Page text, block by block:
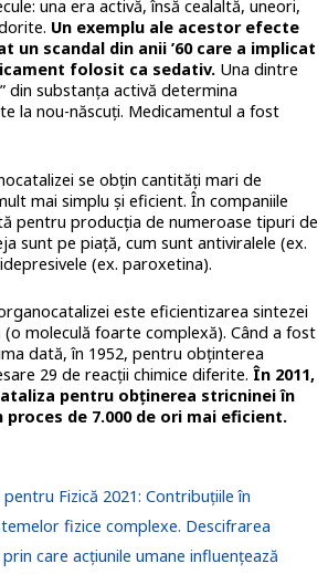
una era activă, însă cealaltă, uneori,
Un exemplu ale acestor efecte
un scandal din anii ’60 care a implicat
folosit ca sedativ.Una dintre
din substanța activă determina
la nou-născuți. Medicamentul a fost
se obțin cantități mari de
mai simplu și eficient. În companiile
pentru producția de numeroase tipuri de
sunt pe piață, cum sunt antiviralele (ex.
(ex. paroxetina).
este eficientizarea sintezei
(o moleculă foarte complexă). Când a fost
dată, în 1952, pentru obținterea
29 de reacții chimice diferite. În 2011,
pentru obținerea stricninei în
proces de 7.000 de ori mai eficient.
Fizică 2021: Contribuțiile în
fizice complexe. Descifrarea
care acțiunile umane influențează